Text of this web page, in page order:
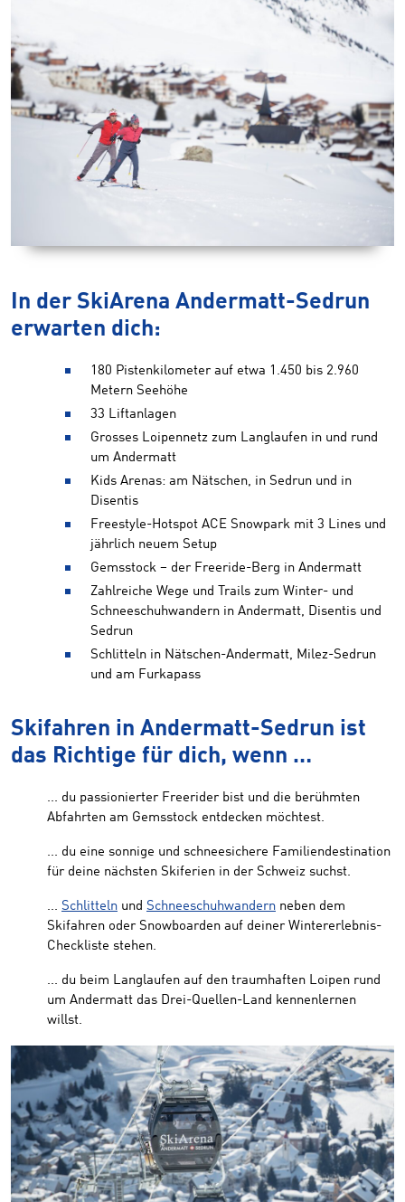
In der SkiArena Andermatt-Sedrun
erwarten dich:
180 Pistenkilometer auf etwa 1.450 bis 2.960
Metern Seehöhe
33 Liftanlagen
Grosses Loipennetz zum Langlaufen in und rund
um Andermatt
Kids Arenas: am Nätschen, in Sedrun und in
Disentis
Freestyle-Hotspot ACE Snowpark mit 3 Lines und
jährlich neuem Setup
Gemsstock – der Freeride-Berg in Andermatt
Zahlreiche Wege und Trails zum Winter- und
Schneeschuhwandern in Andermatt, Disentis und
Sedrun
Schlitteln in Nätschen-Andermatt, Milez-Sedrun
und am Furkapass
Skifahren in Andermatt-Sedrun ist
das Richtige für dich, wenn …
... du passionierter Freerider bist und die berühmten
Abfahrten am Gemsstock entdecken möchtest.
... du eine sonnige und schneesichere Familiendestination
für deine nächsten Skiferien in der Schweiz suchst.
... Schlitteln und Schneeschuhwandern neben dem
Skifahren oder Snowboarden auf deiner Wintererlebnis-
Checkliste stehen.
... du beim Langlaufen auf den traumhaften Loipen rund
um Andermatt das Drei-Quellen-Land kennenlernen
willst.